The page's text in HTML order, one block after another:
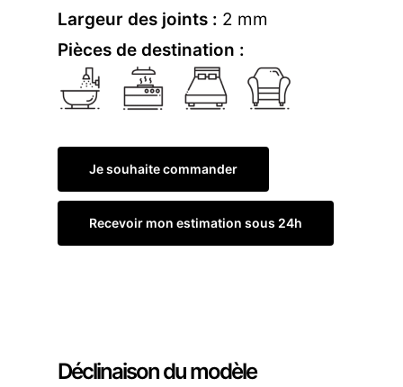
Largeur des joints : 2 mm
Pièces de destination :
Je souhaite commander
Recevoir mon estimation sous 24h
Déclinaison du modèle